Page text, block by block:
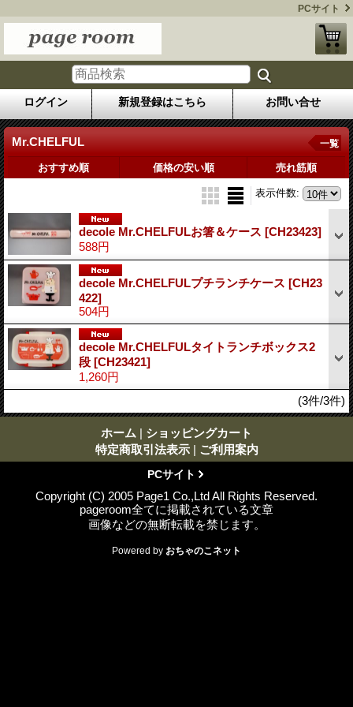
PCサイト
ログイン 新規登録はこちら お問い合せ
Mr.CHELFUL 一覧
おすすめ順 価格の安い順 売れ筋順
表示件数:
decole Mr.CHELFULお箸＆ケース [CH23423]
588円
decole Mr.CHELFULプチランチケース [CH23
422]
504円
decole Mr.CHELFULタイトランチボックス2
段 [CH23421]
1,260円
(3件/3件)
ホーム | ショッピングカート
特定商取引法表示 | ご利用案内
PCサイト
Copyright (C) 2005 Page1 Co.,Ltd All Rights Reserved.
pageroom全てに掲載されている文章
画像などの無断転載を禁じます。
Powered by おちゃのこネット